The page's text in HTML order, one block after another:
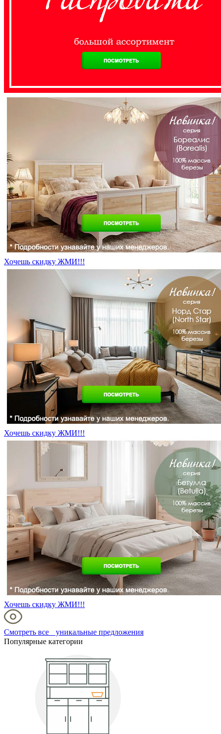
Хочешь скидку ЖМИ!!!
Хочешь скидку ЖМИ!!!
Хочешь скидку ЖМИ!!!
Смотреть все уникальные предложения
Популярные категории